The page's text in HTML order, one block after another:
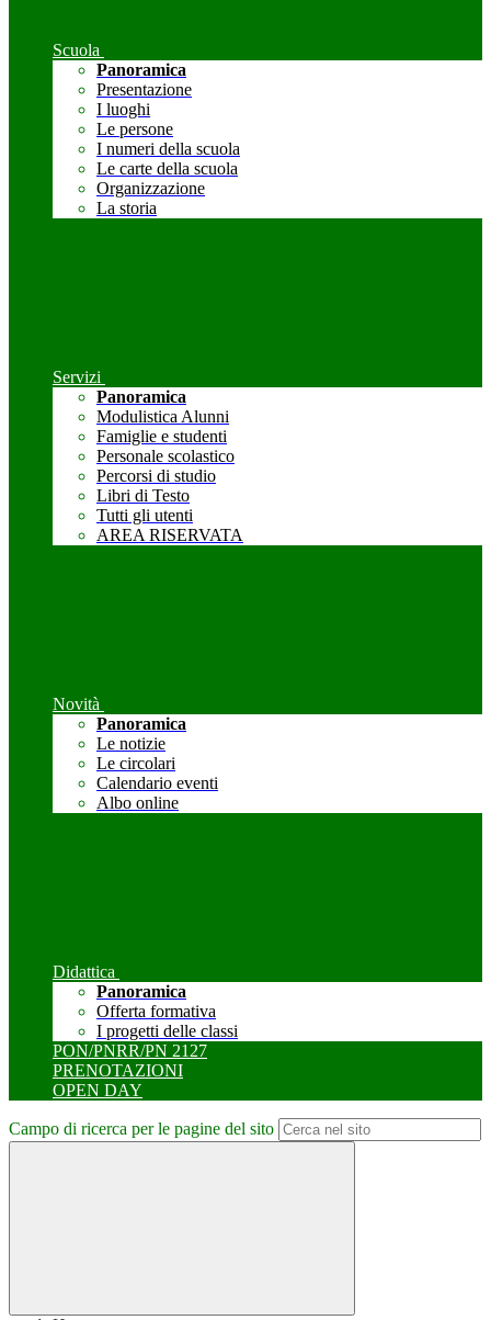
Scuola
Panoramica
Presentazione
I luoghi
Le persone
I numeri della scuola
Le carte della scuola
Organizzazione
La storia
Servizi
Panoramica
Modulistica Alunni
Famiglie e studenti
Personale scolastico
Percorsi di studio
Libri di Testo
Tutti gli utenti
AREA RISERVATA
Novità
Panoramica
Le notizie
Le circolari
Calendario eventi
Albo online
Didattica
Panoramica
Offerta formativa
I progetti delle classi
PON/PNRR/PN 2127
PRENOTAZIONI
OPEN DAY
Campo di ricerca per le pagine del sito